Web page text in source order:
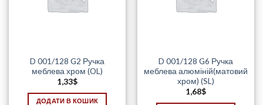
D 001/128 G2 Ручка
меблева хром (OL)
1,33$
ДОДАТИ В КОШИК
D 001/128 G6 Ручка
меблева алюміній(матовий
хром) (SL)
1,68$